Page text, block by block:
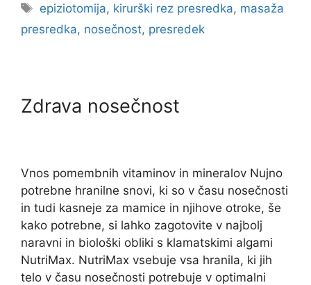
epiziotomija, kirurški rez presredka, masaža
presredka, nosečnost, presredek
Zdrava nosečnost
Vnos pomembnih vitaminov in mineralov Nujno
potrebne hranilne snovi, ki so v času nosečnosti
in tudi kasneje za mamice in njihove otroke, še
kako potrebne, si lahko zagotovite v najbolj
naravni in biološki obliki s klamatskimi algami
NutriMax. NutriMax vsebuje vsa hranila, ki jih
telo v času nosečnosti potrebuje v optimalni